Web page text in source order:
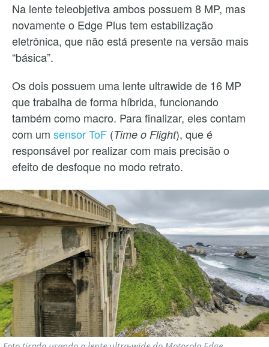
Na lente teleobjetiva ambos possuem 8 MP, mas
novamente o Edge Plus tem estabilização
eletrônica, que não está presente na versão mais
“básica”.
Os dois possuem uma lente ultrawide de 16 MP
que trabalha de forma híbrida, funcionando
também como macro. Para finalizar, eles contam
com um sensor ToF (Time o Flight), que é
responsável por realizar com mais precisão o
efeito de desfoque no modo retrato.